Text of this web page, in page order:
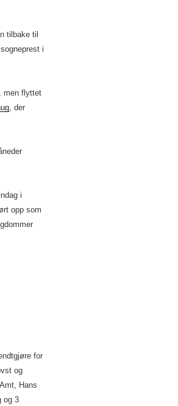
tilbake til
i
men flyttet
, der
i
opp som
for
og
Hans
og 3